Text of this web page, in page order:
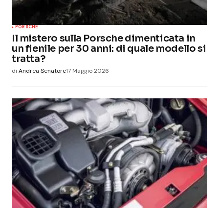
PORSCHE
Il mistero sulla Porsche dimenticata in
un fienile per 30 anni: di quale modello si
tratta?
di Andrea Senatore17 Maggio 2026